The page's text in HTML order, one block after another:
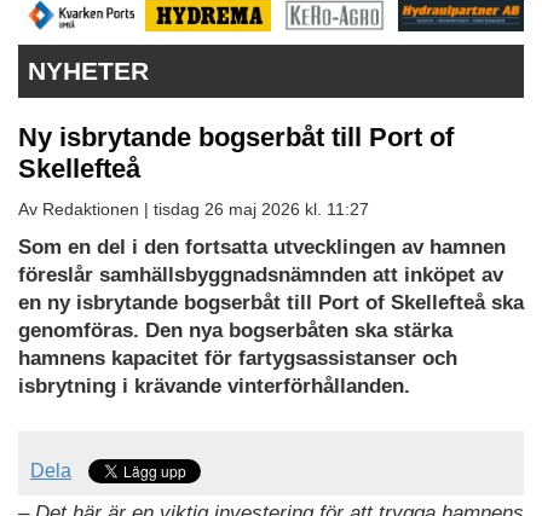
PRENUMERERA
ANNONSERA
NYHETER
Ny isbrytande bogserbåt till Port of
Skellefteå
Av Redaktionen | tisdag 26 maj 2026 kl. 11:27
Som en del i den fortsatta utvecklingen av hamnen
föreslår samhällsbyggnadsnämnden att inköpet av
en ny isbrytande bogserbåt till Port of Skellefteå ska
genomföras. Den nya bogserbåten ska stärka
hamnens kapacitet för fartygsassistanser och
isbrytning i krävande vinterförhållanden.
Dela